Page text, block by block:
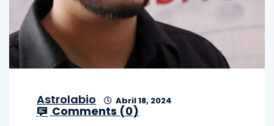
Astrolabio Abril 18, 2024
Comments (0)